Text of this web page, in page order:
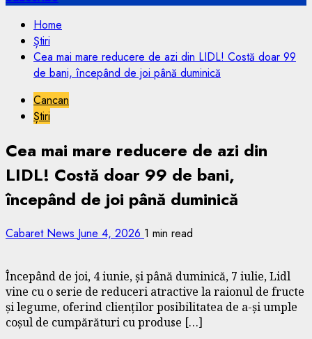
Home
Știri
Cea mai mare reducere de azi din LIDL! Costă doar 99
de bani, începând de joi până duminică
Cancan
Știri
Cea mai mare reducere de azi din
LIDL! Costă doar 99 de bani,
începând de joi până duminică
Cabaret News June 4, 2026 1 min read
Începând de joi, 4 iunie, și până duminică, 7 iulie, Lidl
vine cu o serie de reduceri atractive la raionul de fructe
și legume, oferind clienților posibilitatea de a-și umple
coșul de cumpărături cu produse […]